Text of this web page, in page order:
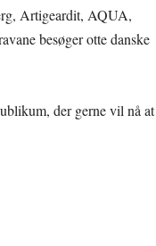
Artigeardit, AQUA,
besøger otte danske
der gerne vil nå at